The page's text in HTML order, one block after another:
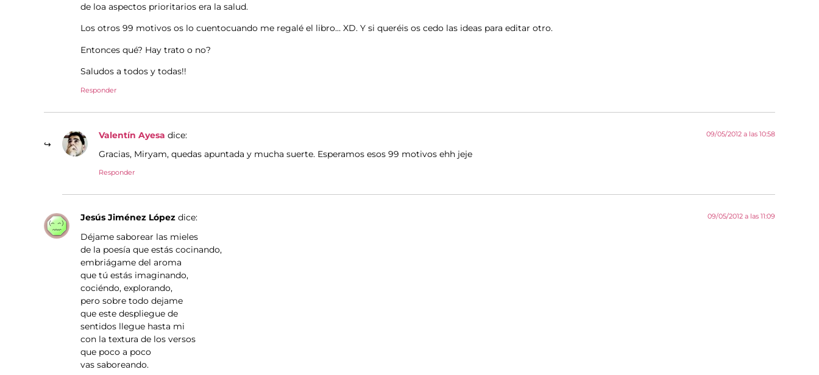
de loa aspectos prioritarios era la salud.
Los otros 99 motivos os lo cuentocuando me regalé el libro… XD. Y si queréis os cedo las ideas para editar otro.
Entonces qué? Hay trato o no?
Saludos a todos y todas!!
Responder
Valentín Ayesa dice: 09/05/2012 a las 10:58
Gracias, Miryam, quedas apuntada y mucha suerte. Esperamos esos 99 motivos ehh jeje
Responder
Jesús Jiménez López dice: 09/05/2012 a las 11:09
Déjame saborear las mieles
de la poesía que estás cocinando,
embriágame del aroma
que tú estás imaginando,
cociéndo, explorando,
pero sobre todo dejame
que este despliegue de
sentidos llegue hasta mi
con la textura de los versos
que poco a poco
vas saboreando.